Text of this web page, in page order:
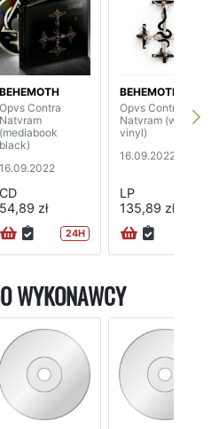
BEHEMOTH
Opvs Contra
Natvram
(mediabook
black)
16.09.2022
CD
54,89 zł
24H
BEHEMOTH
Opvs Contra
Natvram (white
vinyl)
16.09.2022
LP
135,89 zł
WYKONAWCY